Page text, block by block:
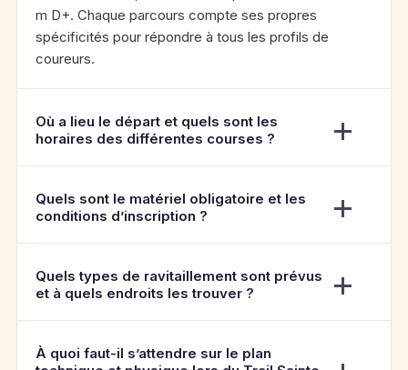
m D+. Chaque parcours compte ses propres
spécificités pour répondre à tous les profils de
coureurs.
Où a lieu le départ et quels sont les
horaires des différentes courses ?
Quels sont le matériel obligatoire et les
conditions d’inscription ?
Quels types de ravitaillement sont prévus
et à quels endroits les trouver ?
À quoi faut-il s’attendre sur le plan